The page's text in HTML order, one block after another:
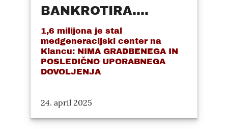
BANKROTIRA....
1,6 milijona je stal
medgeneracijski center na
Klancu: NIMA GRADBENEGA IN
POSLEDIČNO UPORABNEGA
DOVOLJENJA
24. april 2025